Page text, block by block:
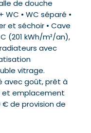
de douche
• WC séparé •
et séchoir • Cave
(201 kWh/m²/an),
avec
vitrage.
avec goût, prêt à
et emplacement
€ de provision de